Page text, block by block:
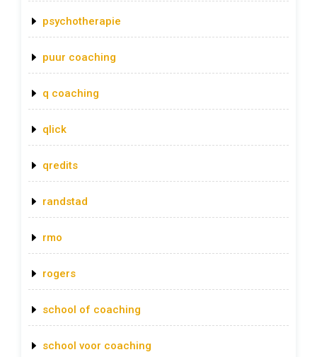
psychotherapie
puur coaching
q coaching
qlick
qredits
randstad
rmo
rogers
school of coaching
school voor coaching